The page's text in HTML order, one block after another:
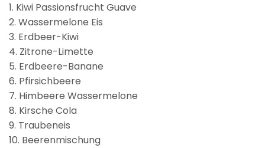
1. Kiwi Passionsfrucht Guave
2. Wassermelone Eis
3. Erdbeer-Kiwi
4. Zitrone-Limette
5. Erdbeere-Banane
6. Pfirsichbeere
7. Himbeere Wassermelone
8. Kirsche Cola
9. Traubeneis
10. Beerenmischung